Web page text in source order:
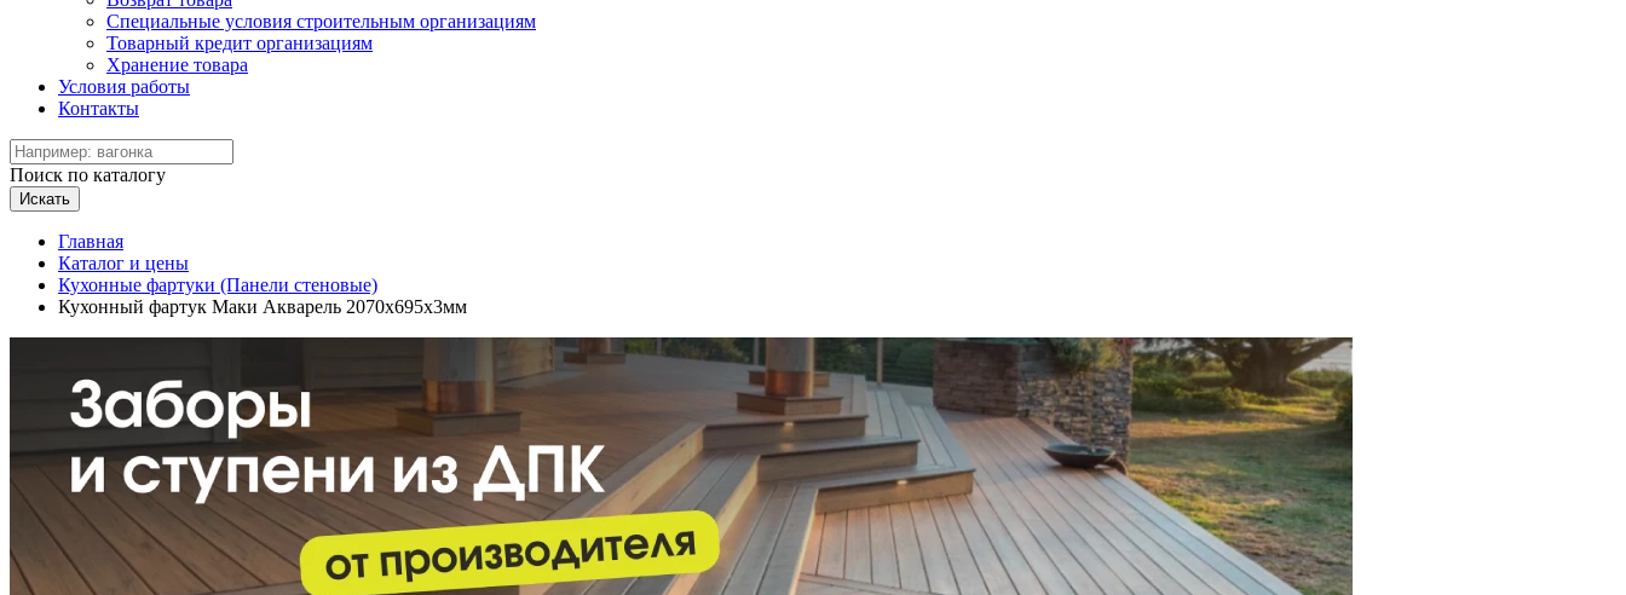
Специальные условия строительным организациям
Товарный кредит организациям
Хранение товара
Условия работы
Контакты
Поиск по каталогу
Искать
Главная
Каталог и цены
Кухонные фартуки (Панели стеновые)
Кухонный фартук Маки Акварель 2070х695х3мм